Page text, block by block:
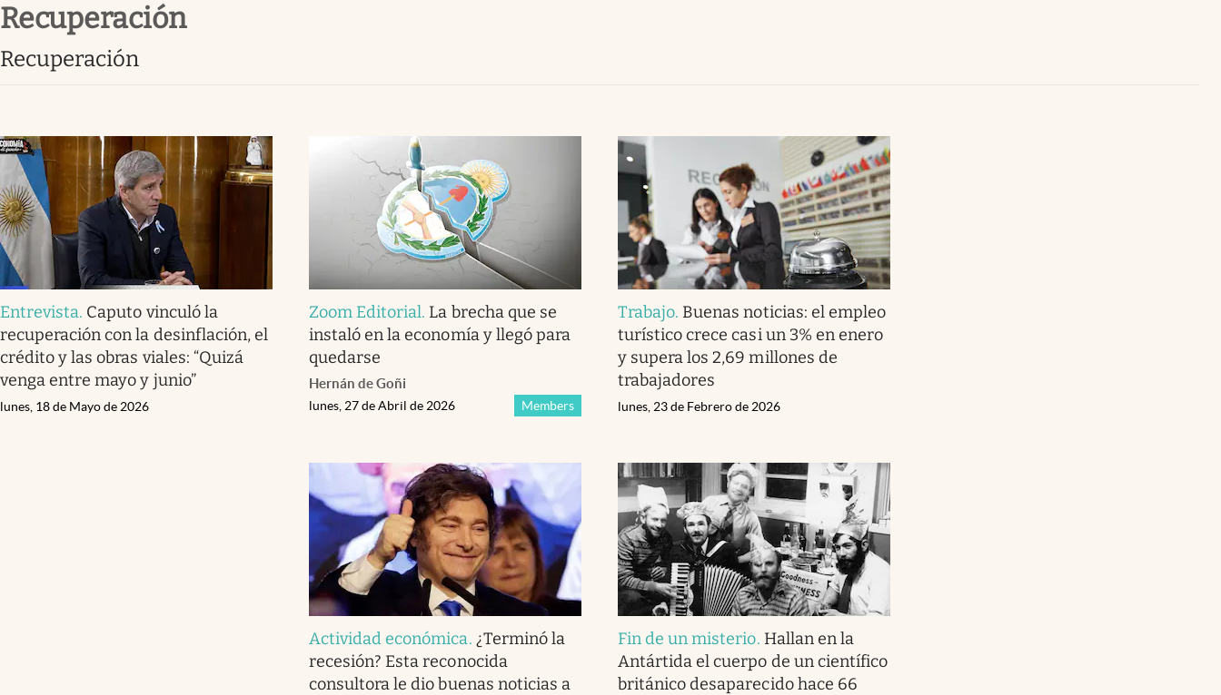
Infotechnology
Eventos Corporativos
El Cronista Studio
Mediakit
abre en nueva pestaña
recuperación
recuperación
Entrevista. Caputo vinculó la
recuperación con la desinflación, el
crédito y las obras viales: “Quizá
venga entre mayo y junio”
lunes, 18 de Mayo de 2026
Zoom Editorial. La brecha que se
instaló en la economía y llegó para
quedarse
Hernán de Goñi
Members
lunes, 27 de Abril de 2026
Trabajo. Buenas noticias: el empleo
turístico crece casi un 3% en enero
y supera los 2,69 millones de
trabajadores
lunes, 23 de Febrero de 2026
Actividad económica. ¿Terminó la
recesión? Esta reconocida
consultora le dio buenas noticias a
Fin de un misterio. Hallan en la
Antártida el cuerpo de un científico
británico desaparecido hace 66